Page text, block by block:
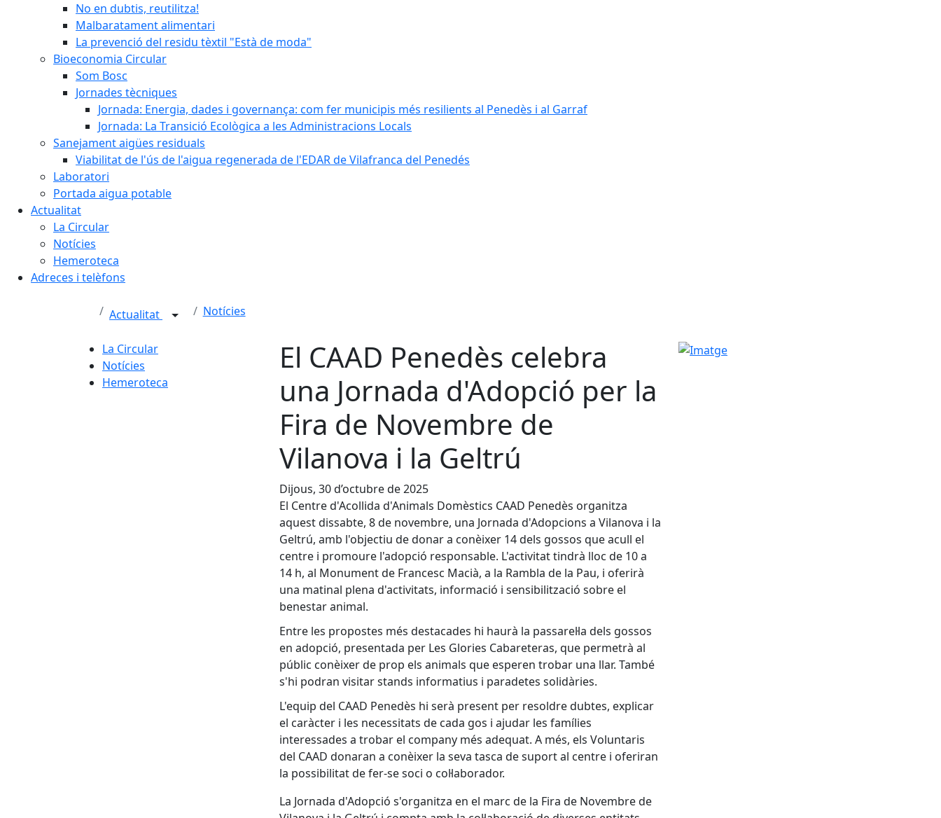
No en dubtis, reutilitza!
Malbaratament alimentari
La prevenció del residu tèxtil "Està de moda"
Bioeconomia Circular
Som Bosc
Jornades tècniques
Jornada: Energia, dades i governança: com fer municipis més resilients al Penedès i al Garraf
Jornada: La Transició Ecològica a les Administracions Locals
Sanejament aigües residuals
Viabilitat de l'ús de l'aigua regenerada de l'EDAR de Vilafranca del Penedés
Laboratori
Portada aigua potable
Actualitat
La Circular
Notícies
Hemeroteca
Adreces i telèfons
Actualitat Notícies
La Circular
Notícies
Hemeroteca
El CAAD Penedès celebra
una Jornada d'Adopció per la
Fira de Novembre de
Vilanova i la Geltrú
Dijous, 30 d’octubre de 2025
El Centre d'Acollida d'Animals Domèstics CAAD Penedès organitza
aquest dissabte, 8 de novembre, una Jornada d'Adopcions a Vilanova i la
Geltrú, amb l'objectiu de donar a conèixer 14 dels gossos que acull el
centre i promoure l'adopció responsable. L'activitat tindrà lloc de 10 a
14 h, al Monument de Francesc Macià, a la Rambla de la Pau, i oferirà
una matinal plena d'activitats, informació i sensibilització sobre el
benestar animal.
Entre les propostes més destacades hi haurà la passarel·la dels gossos
en adopció, presentada per Les Glories Cabareteras, que permetrà al
públic conèixer de prop els animals que esperen trobar una llar. També
s'hi podran visitar stands informatius i paradetes solidàries.
L'equip del CAAD Penedès hi serà present per resoldre dubtes, explicar
el caràcter i les necessitats de cada gos i ajudar les famílies
interessades a trobar el company més adequat. A més, els Voluntaris
del CAAD donaran a conèixer la seva tasca de suport al centre i oferiran
la possibilitat de fer-se soci o col·laborador.
La Jornada d'Adopció s'organitza en el marc de la Fira de Novembre de
Imatge